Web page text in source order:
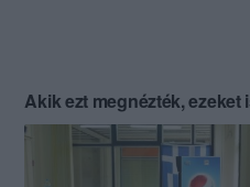
Akik ezt megnézték, ezeket